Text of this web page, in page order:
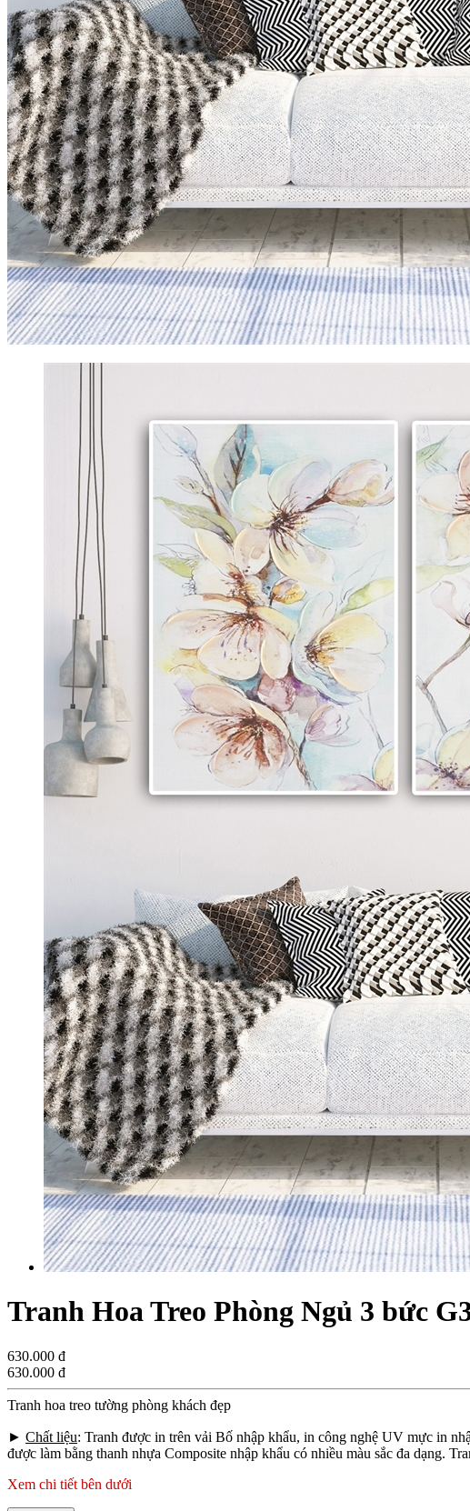
Tranh Hoa Treo Phòng Ngủ 3 bức
630.000 đ
630.000 đ
Tranh hoa treo tường phòng khách đẹp
► Chất liệu: Tranh được in trên vải Bố nhập khẩu, in công nghệ UV mực in
được làm bằng thanh nhựa Composite nhập khẩu có nhiều màu sắc đa dạng.
Xem chi tiết bên dưới